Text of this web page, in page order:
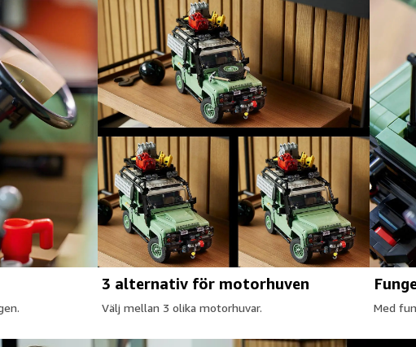
3 alternativ för motorhuven
Välj mellan 3 olika motorhuvar. Med